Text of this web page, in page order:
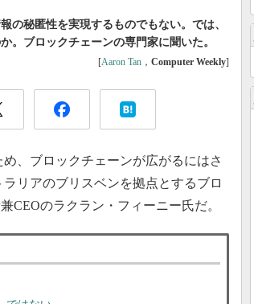
の秘匿性を実現するものでもない。では、
。ブロックチェーンの専門家に聞いた。
[Aaron Tan ， Computer Weekly]
、ブロックチェーンが広がるにはさ
リアのブリスベンを拠点とするブロ
CEOのラクラン・フィーニー氏だ。